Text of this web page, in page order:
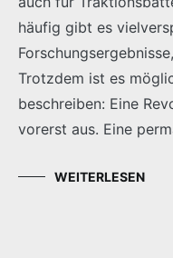
häufig gibt es
Trotzdem ist es
beschreiben: Eine
vorerst aus. Eine
WEITERLESEN